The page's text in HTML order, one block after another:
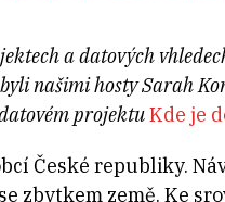
a datových
našimi hosty Sarah
projektuKde je
České republiky.
zbytkem země. Ke